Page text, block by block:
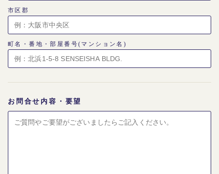
市区郡
町名・番地・部屋番号(マンション名)
お問合せ内容・要望